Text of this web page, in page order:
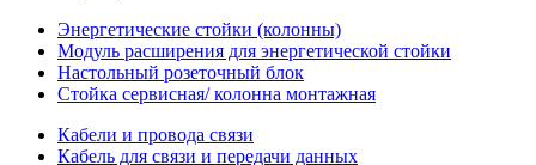
Энергетические стойки (колонны)
Модуль расширения для энергетической стойки
Настольный розеточный блок
Стойка сервисная/ колонна монтажная
Кабели и провода связи
Кабель для связи и передачи данных